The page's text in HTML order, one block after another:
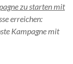
zu starten mit
erreichen:
Kampagne mit